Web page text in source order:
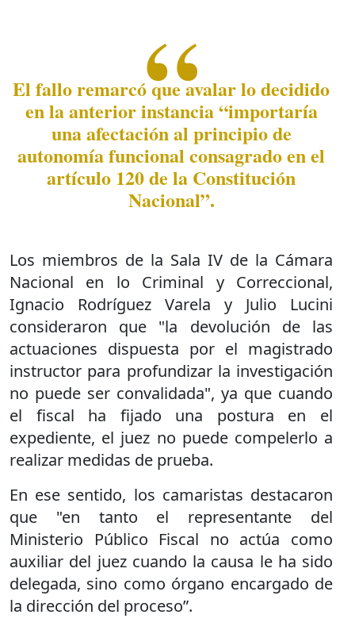
El fallo remarcó que avalar lo decidido
en la anterior instancia “importaría
una afectación al principio de
autonomía funcional consagrado en el
artículo 120 de la Constitución
Nacional”.
Los miembros de la Sala IV de la Cámara
Nacional en lo Criminal y Correccional,
Ignacio Rodríguez Varela y Julio Lucini
consideraron que "la devolución de las
actuaciones dispuesta por el magistrado
instructor para profundizar la investigación
no puede ser convalidada", ya que cuando
el fiscal ha fijado una postura en el
expediente, el juez no puede compelerlo a
realizar medidas de prueba.
En ese sentido, los camaristas destacaron
que "en tanto el representante del
Ministerio Público Fiscal no actúa como
auxiliar del juez cuando la causa le ha sido
delegada, sino como órgano encargado de
la dirección del proceso”.